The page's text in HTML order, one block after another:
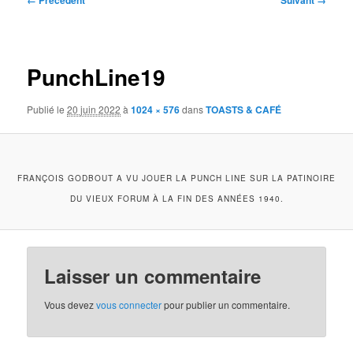
PunchLine19
Publié le20 juin 2022 à1024 × 576dansTOASTS & CAFÉ
FRANÇOIS GODBOUT A VU JOUER LA PUNCH LINE SUR LA PATINOIRE
DU VIEUX FORUM À LA FIN DES ANNÉES 1940.
Laisser un commentaire
Vous devezvous connecterpour publier un commentaire.